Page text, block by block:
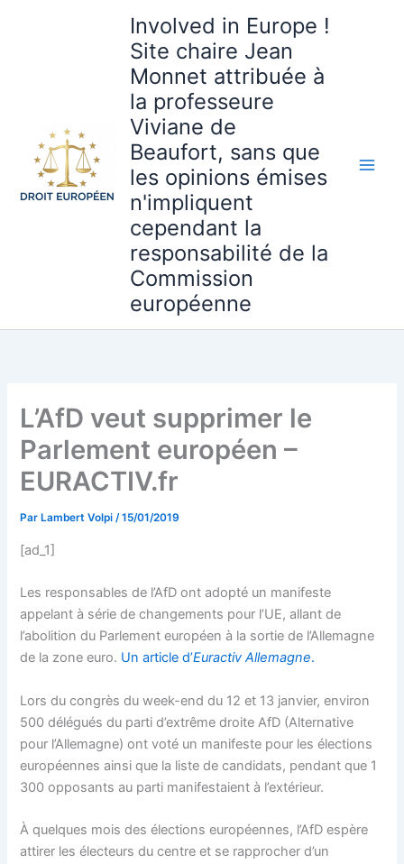
Involved in Europe !
Site chaire Jean
Monnet attribuée à
la professeure
Viviane de
Beaufort, sans que
les opinions émises
n'impliquent
cependant la
responsabilité de la
Commission
européenne
L’AfD veut supprimer le
Parlement européen –
EURACTIV.fr
Par Lambert Volpi/15/01/2019
[ad_1]
Les responsables de l’AfD ont adopté un manifeste
appelant à série de changements pour l’UE, allant de
l’abolition du Parlement européen à la sortie de l’Allemagne
de la zone euro. Un article d’Euractiv Allemagne.
Lors du congrès du week-end du 12 et 13 janvier, environ
500 délégués du parti d’extrême droite AfD (Alternative
pour l’Allemagne) ont voté un manifeste pour les élections
européennes ainsi que la liste de candidats, pendant que 1
300 opposants au parti manifestaient à l’extérieur.
À quelques mois des élections européennes, l’AfD espère
attirer les électeurs du centre et se rapprocher d’un